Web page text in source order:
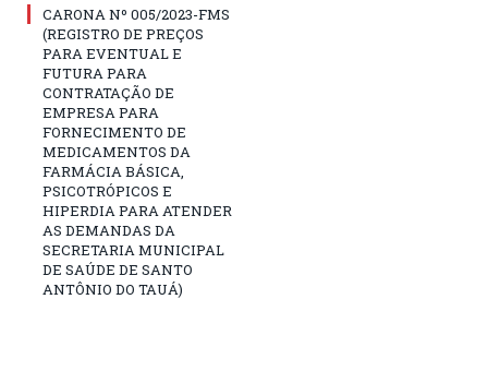
CARONA Nº 005/2023-FMS
(REGISTRO DE PREÇOS
PARA EVENTUAL E
FUTURA PARA
CONTRATAÇÃO DE
EMPRESA PARA
FORNECIMENTO DE
MEDICAMENTOS DA
FARMÁCIA BÁSICA,
PSICOTRÓPICOS E
HIPERDIA PARA ATENDER
AS DEMANDAS DA
SECRETARIA MUNICIPAL
DE SAÚDE DE SANTO
ANTÔNIO DO TAUÁ)